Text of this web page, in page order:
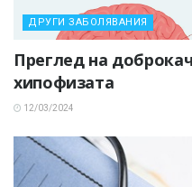
ДРУГИ ЗАБОЛЯВАНИЯ
Преглед на
хипофизата
12/03/2024